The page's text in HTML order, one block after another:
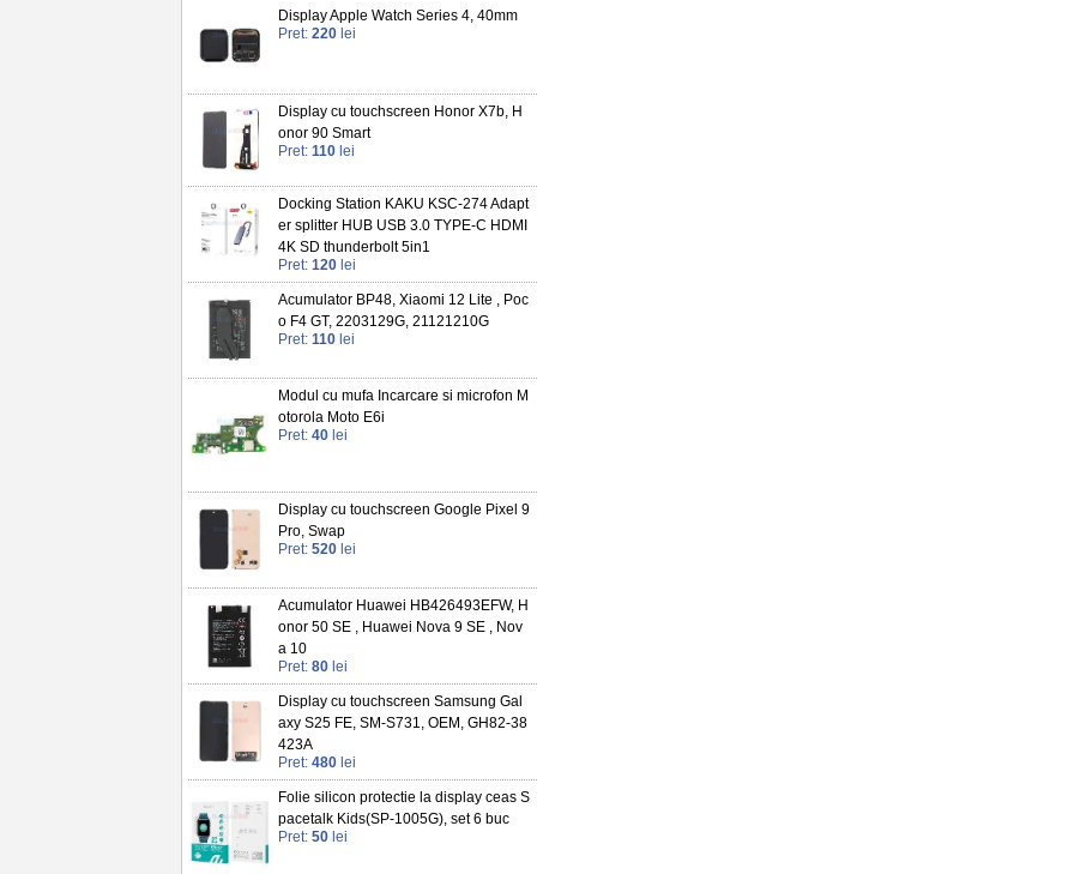
Display Apple Watch Series 4, 40mm
Pret: 220 lei
Display cu touchscreen Honor X7b, H
onor 90 Smart
Pret: 110 lei
Docking Station KAKU KSC-274 Adapt
er splitter HUB USB 3.0 TYPE-C HDMI
4K SD thunderbolt 5in1
Pret: 120 lei
Acumulator BP48, Xiaomi 12 Lite , Poc
o F4 GT, 2203129G, 21121210G
Pret: 110 lei
Modul cu mufa Incarcare si microfon M
otorola Moto E6i
Pret: 40 lei
Display cu touchscreen Google Pixel 9
Pro, Swap
Pret: 520 lei
Acumulator Huawei HB426493EFW, H
onor 50 SE , Huawei Nova 9 SE , Nov
a 10
Pret: 80 lei
Display cu touchscreen Samsung Gal
axy S25 FE, SM-S731, OEM, GH82-38
423A
Pret: 480 lei
Folie silicon protectie la display ceas S
pacetalk Kids(SP-1005G), set 6 buc
Pret: 50 lei